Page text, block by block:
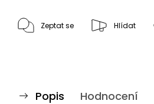
Zeptat se Hlídat
Popis Hodnocení